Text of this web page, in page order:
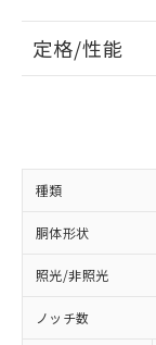
定格/性能
種類
胴体形状
照光/非照光
ノッチ数